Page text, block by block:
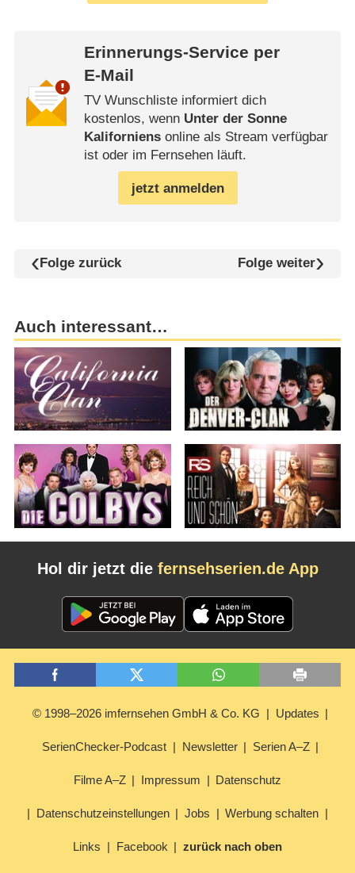
Erinnerungs-Service per
E-Mail
TV Wunschliste informiert dich
kostenlos, wenn Unter der Sonne
Kaliforniensonline als Stream verfügbar
ist oder im Fernsehen läuft.
jetzt anmelden
Folge zurück Folge weiter
Auch interessant…
Hol dir jetzt die fernsehserien.de App
© 1998–2026 imfernsehen GmbH & Co. KG Updates
SerienChecker-Podcast Newsletter Serien A–Z
Filme A–Z Impressum Datenschutz
Datenschutzeinstellungen Jobs Werbung schalten
Links Facebook zurück nach oben